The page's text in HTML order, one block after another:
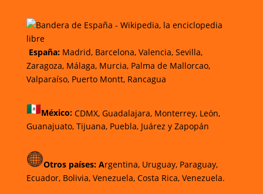
España:Madrid, Barcelona, Valencia, Sevilla,
Zaragoza, Málaga, Murcia, Palma de Mallorcao,
Valparaíso, Puerto Montt, Rancagua
México: CDMX,Guadalajara, Monterrey, León,
Guanajuato, Tijuana, Puebla,Juárez y Zapopán
Otros países: Argentina, Uruguay, Paraguay,
Ecuador, Bolivia, Venezuela, Costa Rica, Venezuela.